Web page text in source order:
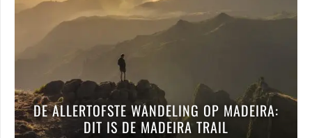
DE ALLERTOFSTE WANDELING OP MADEIRA:
DIT IS DE MADEIRA TRAIL